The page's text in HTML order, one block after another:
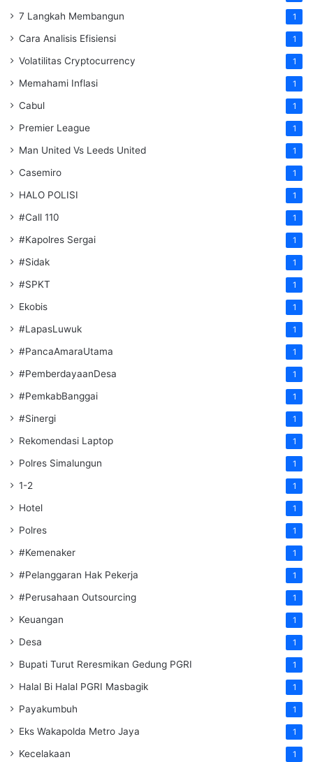
7 Langkah Membangun 1
Cara Analisis Efisiensi 1
Volatilitas Cryptocurrency 1
Memahami Inflasi 1
Cabul 1
Premier League 1
Man United Vs Leeds United 1
Casemiro 1
HALO POLISI 1
#Call 110 1
#Kapolres Sergai 1
#Sidak 1
#SPKT 1
Ekobis 1
#LapasLuwuk 1
#PancaAmaraUtama 1
#PemberdayaanDesa 1
#PemkabBanggai 1
#Sinergi 1
Rekomendasi Laptop 1
Polres Simalungun 1
1-2 1
Hotel 1
Polres 1
#Kemenaker 1
#Pelanggaran Hak Pekerja 1
#Perusahaan Outsourcing 1
Keuangan 1
Desa 1
Bupati Turut Reresmikan Gedung PGRI 1
Halal Bi Halal PGRI Masbagik 1
Payakumbuh 1
Eks Wakapolda Metro Jaya 1
Kecelakaan 1